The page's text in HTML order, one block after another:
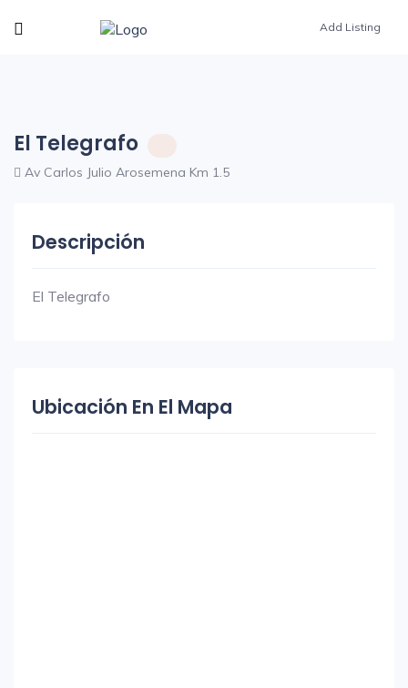
Add Listing
El Telegrafo
Av Carlos Julio Arosemena Km 1.5
Descripción
El Telegrafo
Ubicación En El Mapa